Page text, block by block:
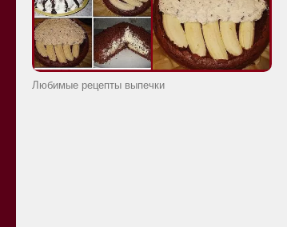
Любимые рецепты выпечки